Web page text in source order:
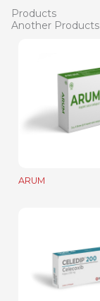
Products
Another Products
ARUM